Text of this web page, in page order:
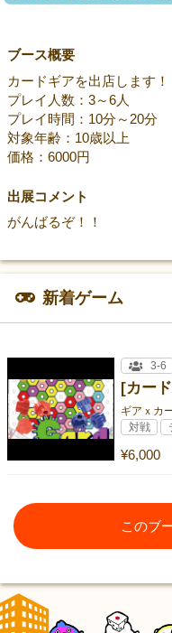
ブース概要
カードギアを出店します！
プレイ人数：3～6人
プレイ時間：10分～20分
対象年齢：10歳以上
価格：6000円
出展コメント
がんばるぞ！！
新着ゲーム
[カー
ギアｘカ
¥6,000
3-6
対戦
このブ